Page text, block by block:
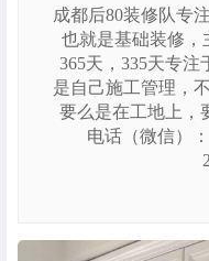
成都后80装修队专
也就是基础装修，
365天，335天专注
是自己施工管理，
要么是在工地上，
电话（微信）：